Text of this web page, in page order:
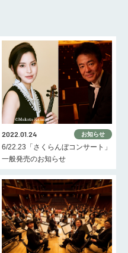
2022.01.24 お知らせ
6/22.23「さくらんぼコンサート」
一般発売のお知らせ